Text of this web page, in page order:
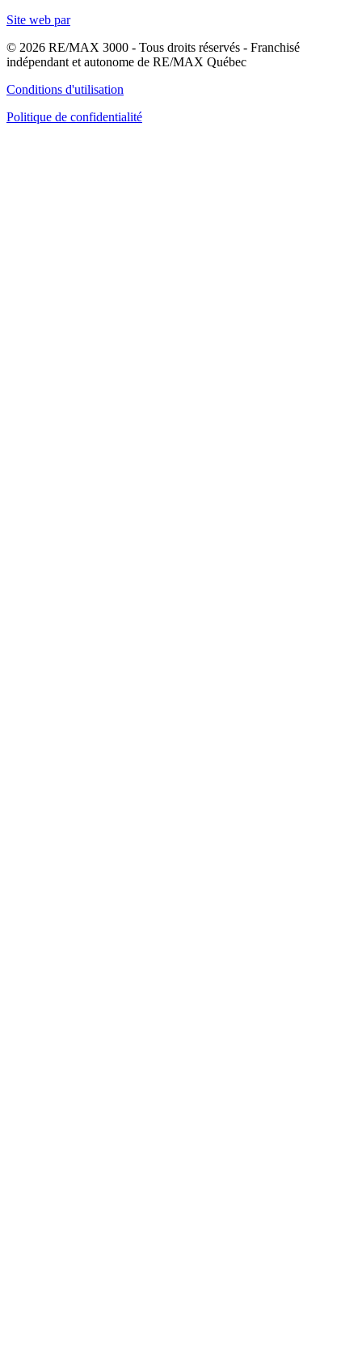
Site web par
© 2026 RE/MAX 3000 - Tous droits réservés - Franchisé
indépendant et autonome de RE/MAX Québec
Conditions d'utilisation
Politique de confidentialité